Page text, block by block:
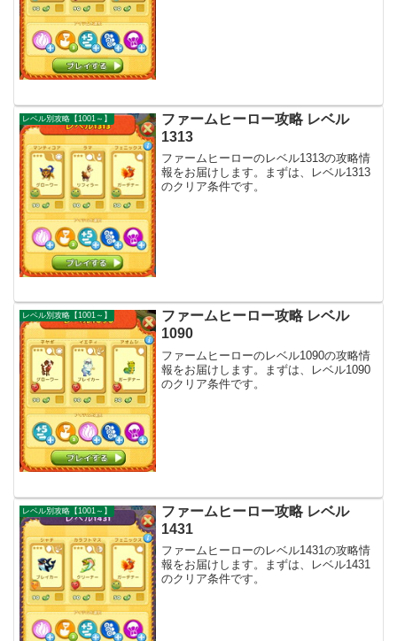
レベル別攻略【1001～】
ファームヒーロー攻略 レベル
1313
ファームヒーローのレベル1313の攻略情
報をお届けします。まずは、レベル1313
のクリア条件です。
レベル別攻略【1001～】
ファームヒーロー攻略 レベル
1090
ファームヒーローのレベル1090の攻略情
報をお届けします。まずは、レベル1090
のクリア条件です。
レベル別攻略【1001～】
ファームヒーロー攻略 レベル
1431
ファームヒーローのレベル1431の攻略情
報をお届けします。まずは、レベル1431
のクリア条件です。